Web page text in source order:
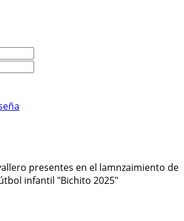
presentes en el lamnzaimiento de
infantil "Bichito 2025"